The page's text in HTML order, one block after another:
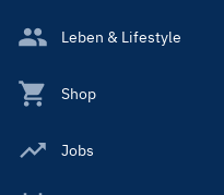
Leben & Lifestyle
Shop
Jobs